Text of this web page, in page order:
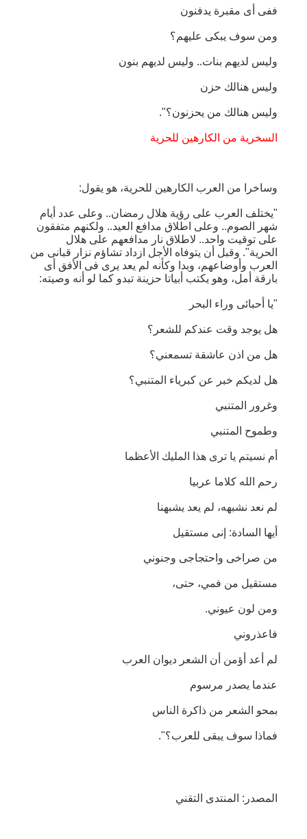
ففى أى مقبرة يدفنون
ومن سوف يبكى عليهم؟
وليس لديهم بنات.. وليس لديهم بنون
وليس هنالك حزن
وليس هنالك من يحزنون؟".
السخرية من الكارهين للحرية
وساخرا من العرب الكارهين للحرية، هو يقول:
"يختلف العرب على رؤية هلال رمضان.. وعلى عدد أيام
شهر الصوم.. وعلى اطلاق مدافع العيد.. ولكنهم متفقون
على توقيت واحد.. لاطلاق نار مدافعهم على هلال
الحرية". وقبل أن يتوفاه الأجل ازداد تشاؤم نزار قبانى من
العرب وأوضاعهم، وبدا وكأنه لم يعد يرى فى الأفق أى
بارقة أمل، وهو يكتب أبياتا حزينة تبدو كما لو أنه وصيته:
"يا أحبائى وراء البحر
هل يوجد وقت عندكم للشعر؟
هل من اذن عاشقة تسمعني؟
هل لديكم خبر عن كبرياء المتنبي؟
وغرور المتنبي
وطموح المتنبي
أم نسيتم يا ترى هذا المليك الأعظما
رحم الله كلاما عربيا
لم نعد نشبهه، لم يعد يشبهنا
أيها السادة: إنى مستقيل
من صراخى واحتجاجى وجنوني
مستقيل من فمي، حتى،
ومن لون عيوني.
فاعذروني
لم أعد أؤمن أن الشعر ديوان العرب
عندما يصدر مرسوم
بمحو الشعر من ذاكرة الناس
فماذا سوف يبقى للعرب؟".
المصدر: المنتدى التقني